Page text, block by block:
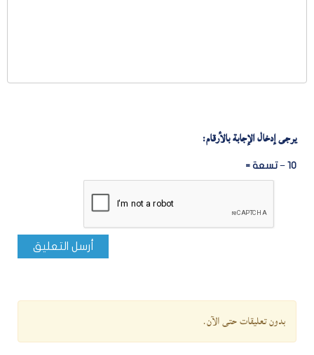
يرجى إدخال الإجابة بالأرقام:
10 − تسعة =
أرسل التعليق
بدون تعليقات حتى الآن.